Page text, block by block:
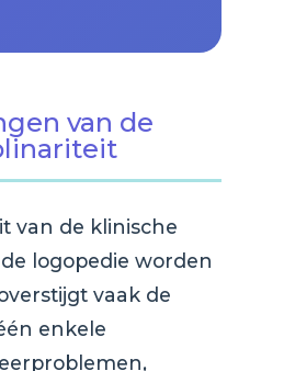
van de
van de klinische
logopedie worden
vaak de
enkele